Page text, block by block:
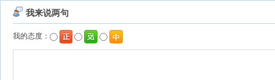
我来说两句
我的态度：